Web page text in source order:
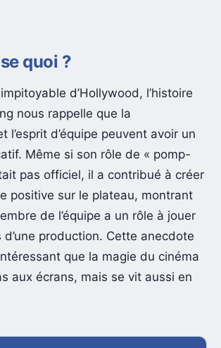
quoi ?
d’Hollywood, l’histoire
nous rappelle que la
l’esprit d’équipe peuvent avoir un
Même si son rôle de « pomp-
pas officiel, il a contribué à créer
positive sur le plateau, montrant
de l’équipe a un rôle à jouer
d’une production. Cette anecdote
que la magie du cinéma
aux écrans, mais se vit aussi en